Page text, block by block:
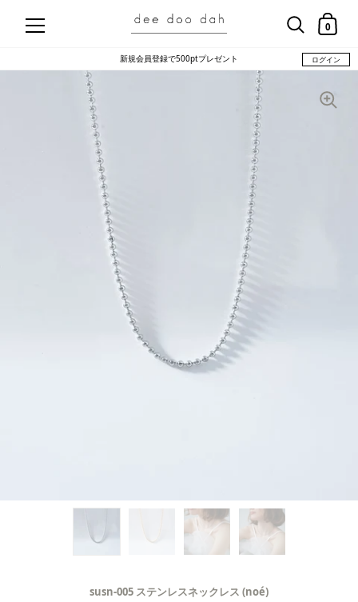
ショッ
0
新規会員登録で500ptプレゼント ログイン
susn-005 ステンレスネックレス (noé)